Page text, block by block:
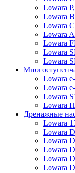
Lowara
Lowara
Lowara
Lowara
Lowara
Lowara
Lowara
Lowara
Lowara
Lowara
Lowara
Дренажные
Lowara
Lowara
Lowara
Lowara
Lowara
Lowara